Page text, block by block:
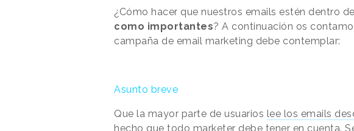
¿Cómo hacer que nuestros emails estén dentro
como importantes? A continuación os
campaña de email marketing debe contemplar:
Asunto breve
Que la mayor parte de usuarios lee los emails
hecho que todo marketer debe tener en cuenta.